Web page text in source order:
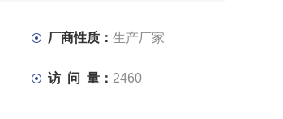
。 厂商性质： 生产厂家
访 问 量： 2460